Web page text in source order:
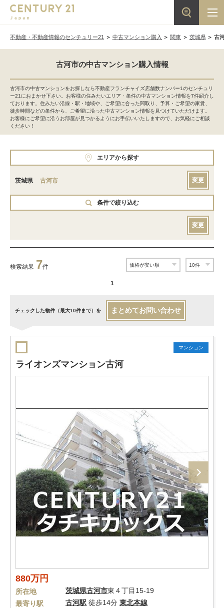
不動産・不動産情報のセンチュリー21 中古マンション購入 関東 茨城県 古
古河市の中古マンション購入情報
古河市の中古マンションをお探しなら不動産フランチャイズ店舗数ナンバー1のセンチュリ
ー21におまかせ下さい。お客様の住みたいエリア・条件の中古マンション情報を7件紹介し
ております。住みたい沿線・駅・地域や、ご希望に合った間取り、予算・ご希望の家賃、
徒歩時間などの条件から、ご希望に沿った中古マンション情報を見つけていただけます。
お客様にご希望に沿うお部屋が見つかるようにお手伝いいたしますので、お気軽にご相談
ください！
エリアから探す
茨城県 古河市 変更
条件で絞り込む
変更
検索結果 7件
1
チェックした物件（最大10件まで）を まとめてお問い合わせ
マンション
ライオンズマンション古河
880万円
所在地 茨城県古河市東４丁目15-19
最寄り駅
古河駅 徒歩14分 東北本線